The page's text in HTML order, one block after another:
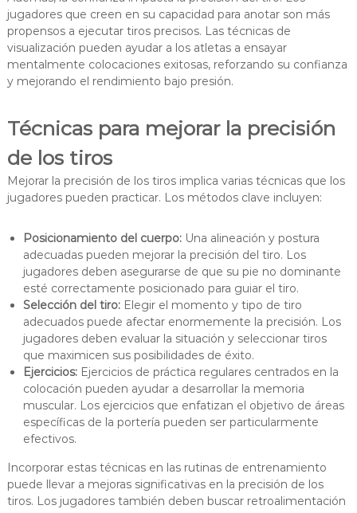
jugadores que creen en su capacidad para anotar son más
propensos a ejecutar tiros precisos. Las técnicas de
visualización pueden ayudar a los atletas a ensayar
mentalmente colocaciones exitosas, reforzando su confianza
y mejorando el rendimiento bajo presión.
Técnicas para mejorar la precisión
de los tiros
Mejorar la precisión de los tiros implica varias técnicas que los
jugadores pueden practicar. Los métodos clave incluyen:
Posicionamiento del cuerpo:Una alineación y postura
adecuadas pueden mejorar la precisión del tiro. Los
jugadores deben asegurarse de que su pie no dominante
esté correctamente posicionado para guiar el tiro.
Selección del tiro:Elegir el momento y tipo de tiro
adecuados puede afectar enormemente la precisión. Los
jugadores deben evaluar la situación y seleccionar tiros
que maximicen sus posibilidades de éxito.
Ejercicios:Ejercicios de práctica regulares centrados en la
colocación pueden ayudar a desarrollar la memoria
muscular. Los ejercicios que enfatizan el objetivo de áreas
específicas de la portería pueden ser particularmente
efectivos.
Incorporar estas técnicas en las rutinas de entrenamiento
puede llevar a mejoras significativas en la precisión de los
tiros. Los jugadores también deben buscar retroalimentación